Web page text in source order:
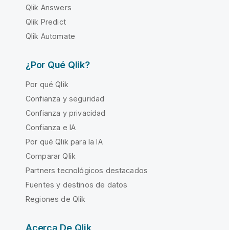
Qlik Answers
Qlik Predict
Qlik Automate
¿Por Qué Qlik?
Por qué Qlik
Confianza y seguridad
Confianza y privacidad
Confianza e IA
Por qué Qlik para la IA
Comparar Qlik
Partners tecnológicos destacados
Fuentes y destinos de datos
Regiones de Qlik
Acerca De Qlik